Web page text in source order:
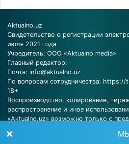
Aktualno.uz
Свидетельство о регистрации
июля 2021 года
Учредитель: ООО «Aktualno media»
Главный редактор:
Почта: info@aktualno.uz
По вопросам сотрудничества: https://
18+
Воспроизводство, копирование,
распространение и иное
«Aktualno.uz» возможно только с